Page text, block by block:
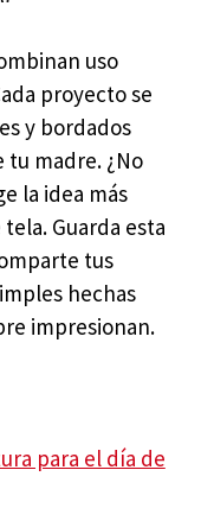
uso
proyecto se
y bordados
madre. ¿No
la idea más
Guarda esta
tus
hechas
impresionan.
para el día de